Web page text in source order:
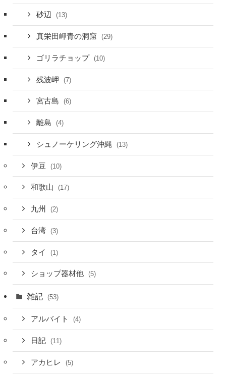
砂辺 (13)
真栄田岬青の洞窟 (29)
ゴリラチョップ (10)
残波岬 (7)
宮古島 (6)
離島 (4)
シュノーケリング沖縄 (13)
伊豆 (10)
和歌山 (17)
九州 (2)
台湾 (3)
タイ (1)
ショップ器材他 (5)
雑記 (53)
アルバイト (4)
日記 (11)
アカヒレ (5)